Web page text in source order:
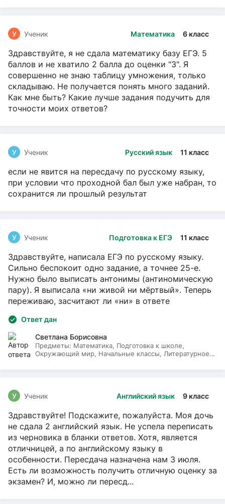
Математика 6 класс
У Ученик
Здравствуйте, я не сдала математику базу ЕГЭ. 5
баллов и не хватило 2 балла до оценки "3". Я
совершенно не знаю таблицу умножения, только
складываю. Не получается понять много заданий.
Как мне быть? Какие лучше задания подучить для
точности моих ответов?
Русский язык 11 класс
У Ученик
если не явится на пересдачу по русскому языку,
при условии что проходной бал был уже набран, то
сохранится ли прошлый результат
Подготовка к ЕГЭ 11 класс
У Ученик
Здравствуйте, написала ЕГЭ по русскому языку.
Сильно беспокоит одно задание, а точнее 25-е.
Нужно было выписать антонимы (антиномическую
пару). Я выписала «ни живой ни мёртвый». Теперь
переживаю, засчитают ли «ни» в ответе
Ответ дан
Светлана Борисовна
Предметы: Математика, Подготовка к школе,
Окружающий мир, Начальные классы, Литературное
Английский язык 9 класс
У Ученик
Здравствуйте! Подскажите, пожалуйста. Моя дочь
не сдала 2 английский язык. Не успела переписать
из черновика в бланки ответов. Хотя, является
отличницей, а по английскому языку в
особенности. Пересдача назначена нам 3 июля.
Есть ли возможность получить отличную оценку за
экзамен? И, можно ли пересд...